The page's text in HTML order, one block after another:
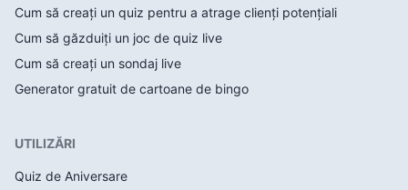
Cum să creați un quiz pentru a atrage clienți potențiali
Cum să găzduiți un joc de quiz live
Cum să creați un sondaj live
Generator gratuit de cartoane de bingo
UTILIZĂRI
Quiz de Aniversare